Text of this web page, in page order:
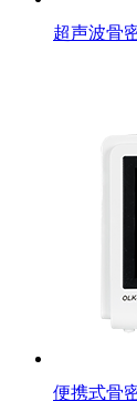
超声波骨
便携式骨